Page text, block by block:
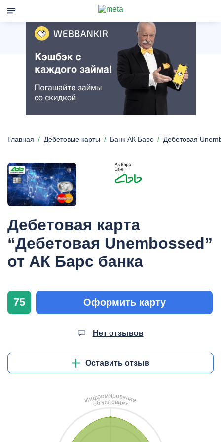
Главная Дебетовые карты Банк АК Барс Дебетовая
Дебетовая карта
“Дебетовая Unembossed”
от АК Барс банка
75 Оформить карту
Нет отзывов
Оставить отзыв
Информирование
обусловиях